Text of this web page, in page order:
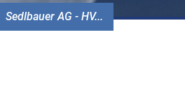
Sedlbauer AG - HV...